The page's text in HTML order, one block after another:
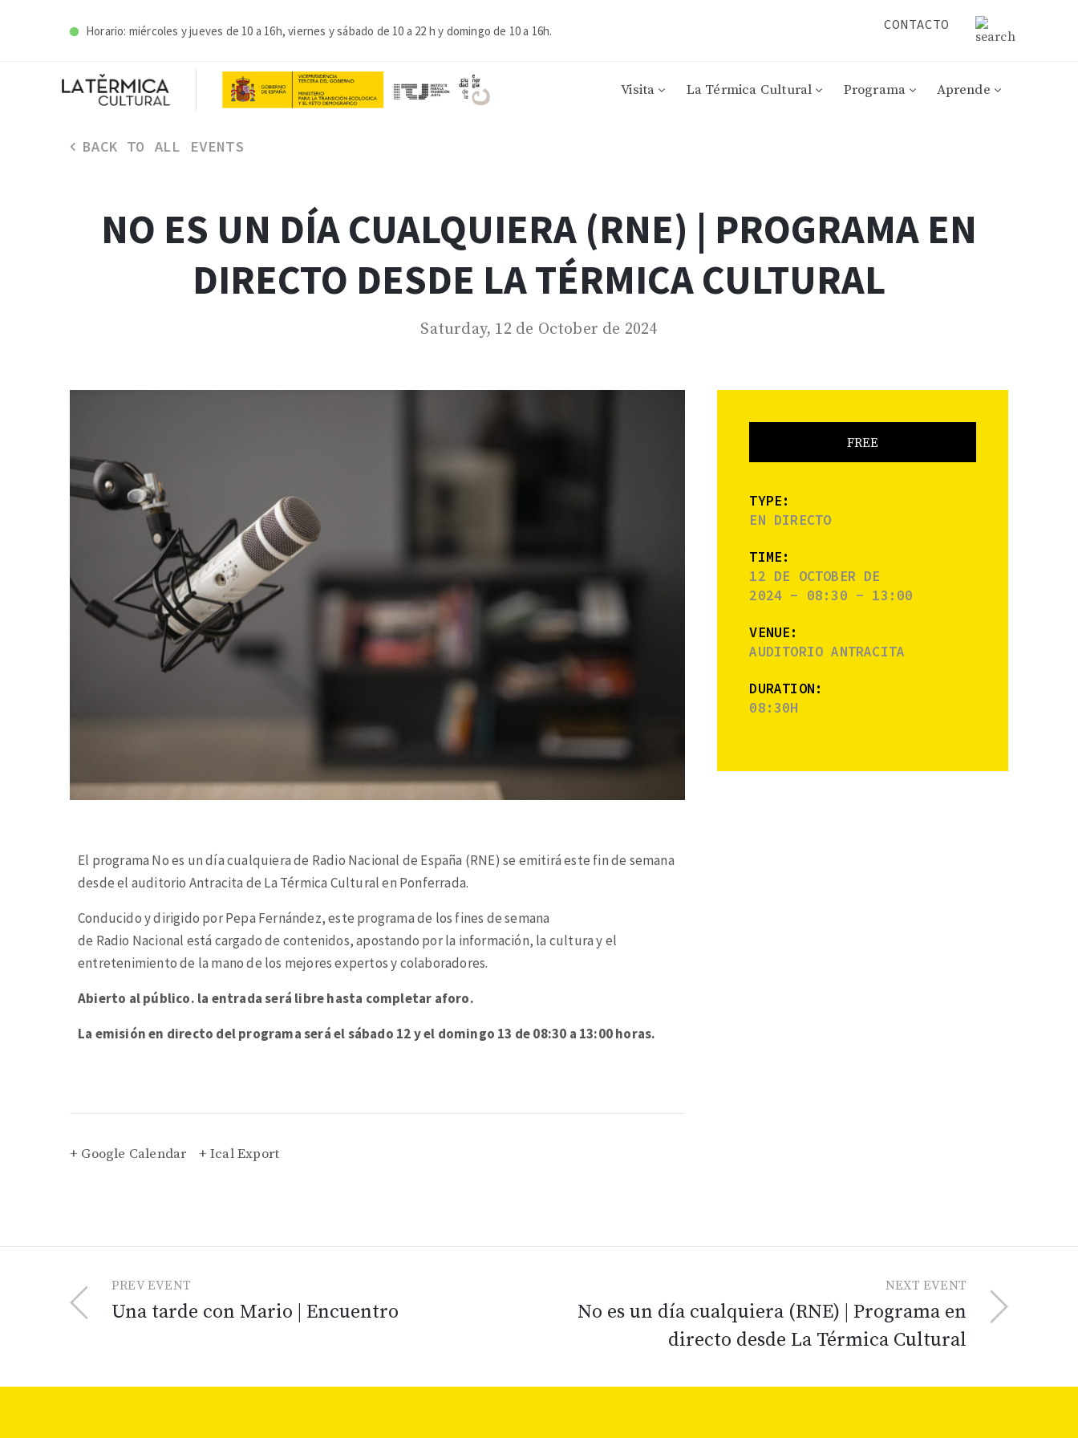
Horario: miércoles y jueves de 10 a 16h, viernes y sábado de 10 a 22 h y domingo de 10 a 16h. CONTACTO
Visita La Térmica Cultural Programa Aprende
BACK TO ALL EVENTS
NO ES UN DÍA CUALQUIERA (RNE) | PROGRAMA EN
DIRECTO DESDE LA TÉRMICA CULTURAL
Saturday, 12 de October de 2024
El programa No es un día cualquiera de Radio Nacional de España (RNE) se emitirá este fin de semana
desde el auditorio Antracita de La Térmica Cultural en Ponferrada.
Conducido y dirigido por Pepa Fernández, este programa de los fines de semana
de Radio Nacional está cargado de contenidos, apostando por la información, la cultura y el
entretenimiento de la mano de los mejores expertos y colaboradores.
Abierto al público. la entrada será libre hasta completar aforo.
La emisión en directo del programa será el sábado 12 y el domingo 13 de 08:30 a 13:00 horas.
+ Google Calendar + Ical Export
FREE
TYPE:
EN DIRECTO
TIME:
12 DE OCTOBER DE
2024 - 08:30 - 13:00
VENUE:
AUDITORIO ANTRACITA
DURATION:
08:30H
PREV EVENT
Una tarde con Mario | Encuentro
NEXT EVENT
No es un día cualquiera (RNE) | Programa en
directo desde La Térmica Cultural